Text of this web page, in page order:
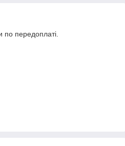
по передоплаті.